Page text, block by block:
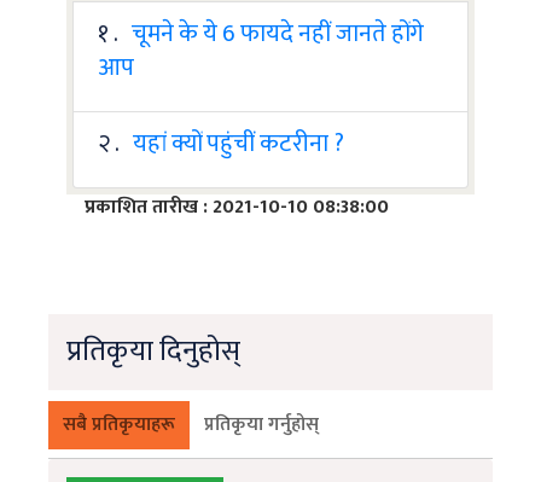
१ . चूमने के ये 6 फायदे नहीं जानते होंगे
आप
२ . यहां क्यों पहुंचीं कटरीना ?
प्रकाशित तारीख : 2021-10-10 08:38:00
प्रतिकृया दिनुहोस्
सबै प्रतिकृयाहरू प्रतिकृया गर्नुहोस्